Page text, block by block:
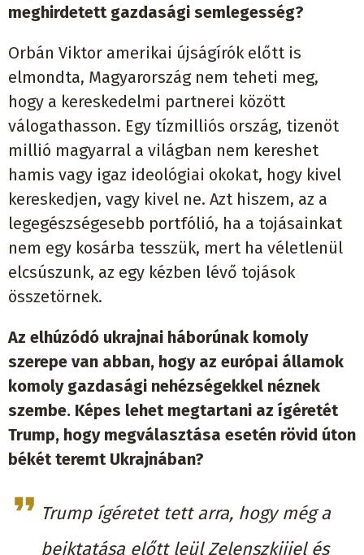
meghirdetett gazdasági semlegesség?
Orbán Viktor amerikai újságírók előtt is
elmondta, Magyarország nem teheti meg,
hogy a kereskedelmi partnerei között
válogathasson. Egy tízmilliós ország, tizenöt
millió magyarral a világban nem kereshet
hamis vagy igaz ideológiai okokat, hogy kivel
kereskedjen, vagy kivel ne. Azt hiszem, az a
legegészségesebb portfólió, ha a tojásainkat
nem egy kosárba tesszük, mert ha véletlenül
elcsúszunk, az egy kézben lévő tojások
összetörnek.
Az elhúzódó ukrajnai háborúnak komoly
szerepe van abban, hogy az európai államok
komoly gazdasági nehézségekkel néznek
szembe. Képes lehet megtartani az ígéretét
Trump, hogy megválasztása esetén rövid úton
békét teremt Ukrajnában?
Trump ígéretet tett arra, hogy még a
beiktatása előtt leül Zelenszkijjel és